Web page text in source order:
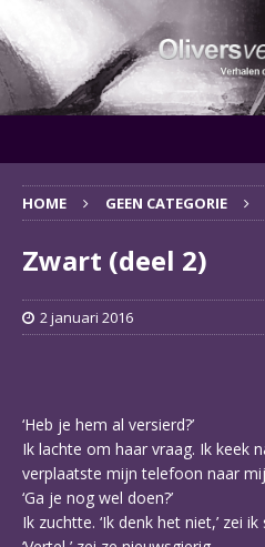
HOME GEEN CATEGORIE
Zwart (deel 2)
2 januari 2016
‘Heb je hem al versierd?’
Ik lachte om haar vraag. Ik keek
verplaatste mijn telefoon naar
‘Ga je nog wel doen?’
Ik zuchtte. ‘Ik denk het niet,’ zei ik